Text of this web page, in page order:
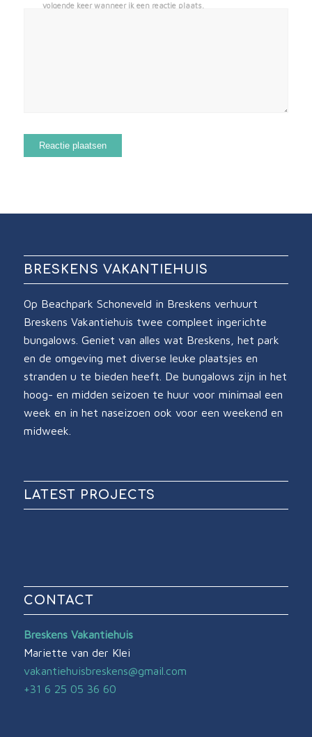
volgende keer wanneer ik een reactie plaats.
BRESKENS VAKANTIEHUIS
Op Beachpark Schoneveld in Breskens verhuurt
Breskens Vakantiehuis twee compleet ingerichte
bungalows. Geniet van alles wat Breskens, het park
en de omgeving met diverse leuke plaatsjes en
stranden u te bieden heeft. De bungalows zijn in het
hoog- en midden seizoen te huur voor minimaal een
week en in het naseizoen ook voor een weekend en
midweek.
LATEST PROJECTS
CONTACT
Breskens Vakantiehuis
Mariette van der Klei
vakantiehuisbreskens@gmail.com
+31 6 25 05 36 60